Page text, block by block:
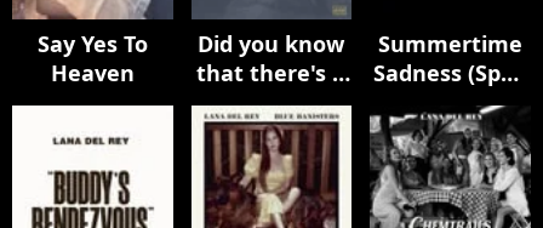
Say Yes To
Heaven
Did you know
that there's a
tunnel under
Ocean Blvd
Summertime
Sadness (Sped